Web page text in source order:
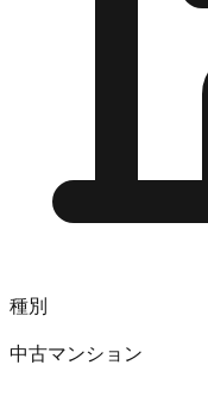
種別
中古マンション